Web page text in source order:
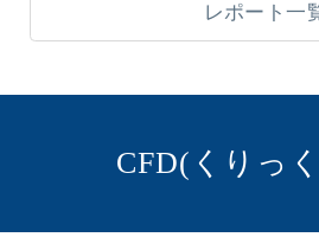
レポート一
CFD(くりっ